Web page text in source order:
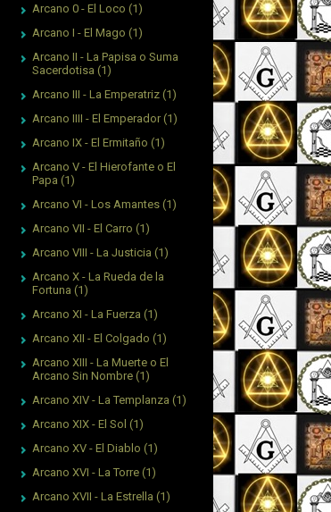
Arcano 0 - El Loco (1)
Arcano I - El Mago (1)
Arcano II - La Papisa o Suma
Sacerdotisa (1)
Arcano III - La Emperatriz (1)
Arcano IIII - El Emperador (1)
Arcano IX - El Ermitaño (1)
Arcano V - El Hierofante o El
Papa (1)
Arcano VI - Los Amantes (1)
Arcano VII - El Carro (1)
Arcano VIII - La Justicia (1)
Arcano X - La Rueda de la
Fortuna (1)
Arcano XI - La Fuerza (1)
Arcano XII - El Colgado (1)
Arcano XIII - La Muerte o El
Arcano Sin Nombre (1)
Arcano XIV - La Templanza (1)
Arcano XIX - El Sol (1)
Arcano XV - El Diablo (1)
Arcano XVI - La Torre (1)
Arcano XVII - La Estrella (1)